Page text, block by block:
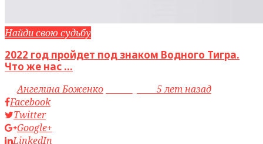
Найди свою судьбу
2022 год пройдет под знаком Водного Тигра.
Что же нас ...
byАнгелина Боженко
5 лет назад
Facebook
Twitter
Google+
LinkedIn